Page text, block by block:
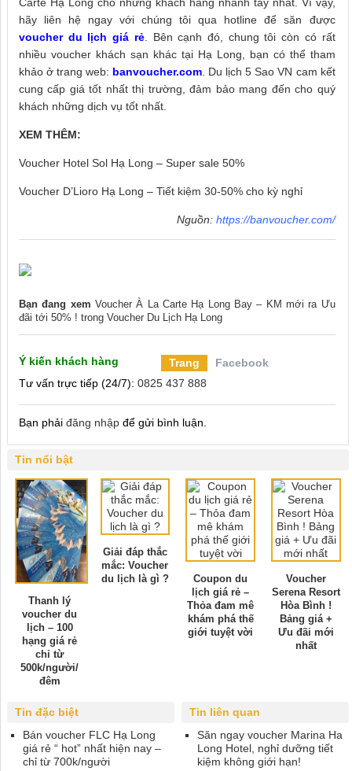
Carte Hạ Long cho những khách hàng nhanh tay nhất. Vì vậy,
hãy liên hệ ngay với chúng tôi qua hotline để săn được
voucher du lịch giá rẻ. Bên cạnh đó, chung tôi còn có rất
nhiều voucher khách sạn khác tại Hạ Long, bạn có thể tham
khảo ở trang web: banvoucher.com. Du lịch 5 Sao VN cam kết
cung cấp giá tốt nhất thị trường, đảm bảo mang đến cho quý
khách những dịch vụ tốt nhất.
XEM THÊM:
Voucher Hotel Sol Hạ Long – Super sale 50%
Voucher D’Lioro Hạ Long – Tiết kiệm 30-50% cho kỳ nghỉ
Nguồn: https://banvoucher.com/
Bạn đang xem Voucher À La Carte Hạ Long Bay – KM mới ra Ưu
đãi tới 50% ! trong Voucher Du Lịch Hạ Long
Ý kiến khách hàng Trang
Facebook
Tư vấn trực tiếp (24/7): 0825 437 888
Bạn phải đăng nhập để gửi bình luận.
Tin nổi bật
Thanh lý
voucher du
lịch – 100
hạng giá rẻ
chỉ từ
500k/người/
đêm
Giải đáp thắc
mắc: Voucher
du lịch là gì ?
Coupon du
lịch giá rẻ –
Thỏa đam mê
khám phá thế
giới tuyệt vời
Voucher
Serena Resort
Hòa Bình !
Bảng giá +
Ưu đãi mới
nhất
Tin liên quan
Săn ngay voucher Marina Ha
Long Hotel, nghỉ dưỡng tiết
kiệm không giới hạn!
Tin đặc biệt
Bán voucher FLC Hạ Long
giá rẻ “ hot” nhất hiện nay –
chỉ từ 700k/người